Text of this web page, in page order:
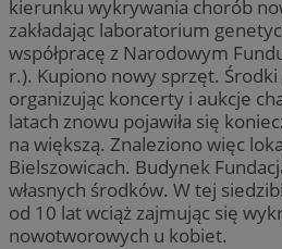
kierunku wykrywania chorób
zakładając laboratorium
współpracę z Narodowym
r.). Kupiono nowy sprzęt.
organizując koncerty i aukcje
latach znowu pojawiła się
na większą. Znaleziono więc
Bielszowicach. Budynek
własnych środków. W tej
od 10 lat wciąż zajmując się
nowotworowych u kobiet.